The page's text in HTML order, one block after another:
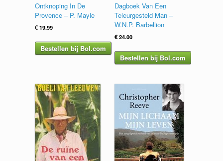
Ontknoping In De
Provence – P. Mayle
€19.99
Bestellen bij Bol.com
Dagboek Van Een
Teleurgesteld Man –
W.N.P. Barbellion
€24.00
Bestellen bij Bol.com